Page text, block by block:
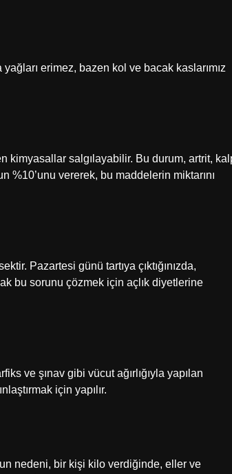
erimez, bazen kol ve bacak kaslarımız
kimyasallar salgılayabilir. Bu durum, artrit,
%10’unu vererek, bu maddelerin miktarını
Pazartesi günü tartıya çıktığınızda,
bu sorunu çözmek için açlık diyetlerine
ve şınav gibi vücut ağırlığıyla yapılan
için yapılır.
nedeni, bir kişi kilo verdiğinde, eller ve